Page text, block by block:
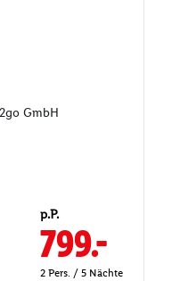
GmbH
p.P.
799.-
2 Pers. / 5 Nächte